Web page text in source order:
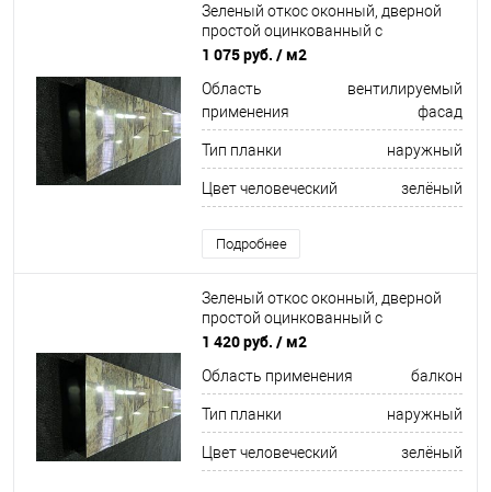
Зеленый откос оконный, дверной
простой оцинкованный c
порошковым покрытием 0,4мм RAL
1 075 руб. / м2
Область
применения
вентилируемый
фасад
Тип планки наружный
Цвет человеческий зелёный
Подробнее
Зеленый откос оконный, дверной
простой оцинкованный c
порошковым покрытием 0,45мм
1 420 руб. / м2
Область применения балкон
Тип планки наружный
Цвет человеческий зелёный